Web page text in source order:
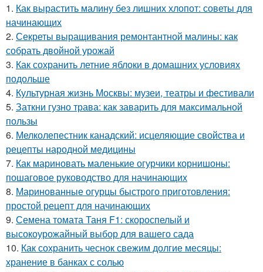
1. Как вырастить малину без лишних хлопот: советы для
начинающих
2. Секреты выращивания ремонтантной малины: как
собрать двойной урожай
3. Как сохранить летние яблоки в домашних условиях
подольше
4. Культурная жизнь Москвы: музеи, театры и фестивали
5. Заткни гузно трава: как заварить для максимальной
пользы
6. Мелколепестник канадский: исцеляющие свойства и
рецепты народной медицины
7. Как мариновать маленькие огурчики корнишоны:
пошаговое руководство для начинающих
8. Маринованные огурцы быстрого приготовления:
простой рецепт для начинающих
9. Семена томата Таня F1: скороспелый и
высокоурожайный выбор для вашего сада
10. Как сохранить чеснок свежим долгие месяцы:
хранение в банках с солью